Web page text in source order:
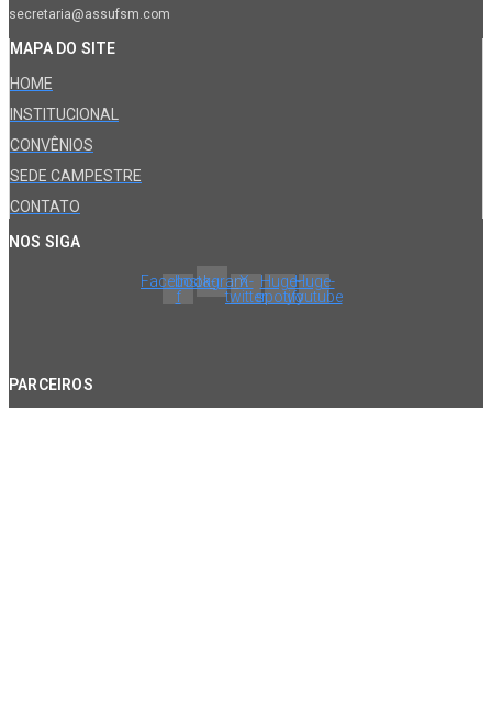
secretaria@assufsm.com
MAPA DO SITE
HOME
INSTITUCIONAL
CONVÊNIOS
SEDE CAMPESTRE
CONTATO
NOS SIGA
Facebook-
f
InstagramX-
twitter
Huge-
spotify
Huge-
youtube
PARCEIROS